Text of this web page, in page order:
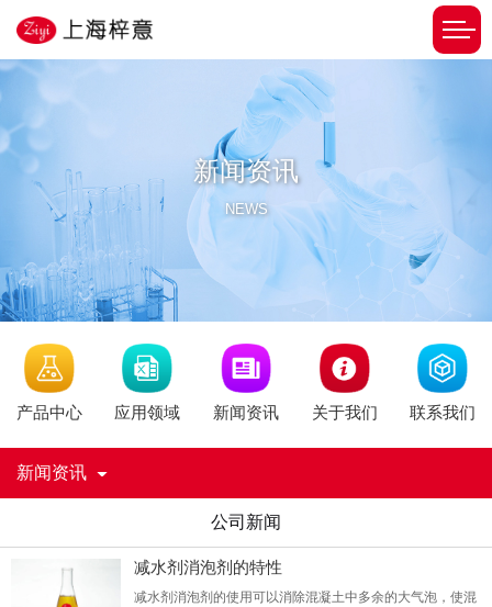
新闻资讯
NEWS
产品中心 应用领域 新闻资讯 关于我们 联系我们
新闻资讯
公司新闻
减水剂消泡剂的特性
减水剂消泡剂的使用可以消除混凝土中多余的大气泡，使混